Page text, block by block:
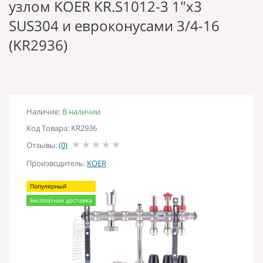
узлом KOER KR.S1012-3 1"х3
SUS304 и евроконусами 3/4-16
(KR2936)
Наличие: В наличии
Код Товара: KR2936
Отзывы:(0)
Производитель: KOER
Популярный
Бесплатная доставка